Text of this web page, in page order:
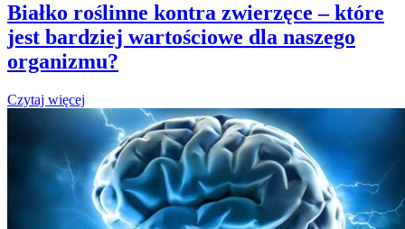
Białko roślinne kontra zwierzęce – które
jest bardziej wartościowe dla naszego
organizmu?
Czytaj więcej